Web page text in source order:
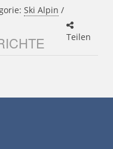
Ski Alpin /
Teilen